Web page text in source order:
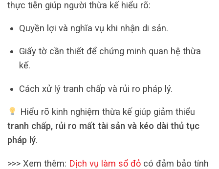
thực tiễn giúp người thừa kế hiểu rõ:
Quyền lợi và nghĩa vụ khi nhận di sản.
Giấy tờ cần thiết để chứng minh quan hệ thừa
kế.
Cách xử lý tranh chấp và rủi ro pháp lý.
Hiểu rõ kinh nghiệm thừa kế giúp giảm thiểu
tranh chấp, rủi ro mất tài sản và kéo dài thủ tục
pháp lý.
>>> Xem thêm: Dịch vụ làm sổ đỏ có đảm bảo tính